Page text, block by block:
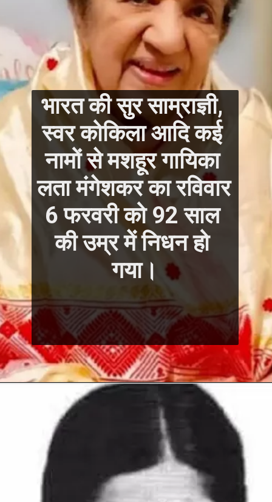
भारत की सुर साम्राज्ञी,
स्‍वर कोकिला आदि कई
नामों से मशहूर गायिका
लता मंगेशकर का रविवार
6 फरवरी को 92 साल
की उम्र में निधन हो
गया।